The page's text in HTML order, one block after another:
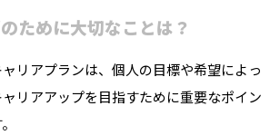
ために大切なことは？
リアプランは、個人の目標や希望によっ
リアアップを目指すために重要なポイン